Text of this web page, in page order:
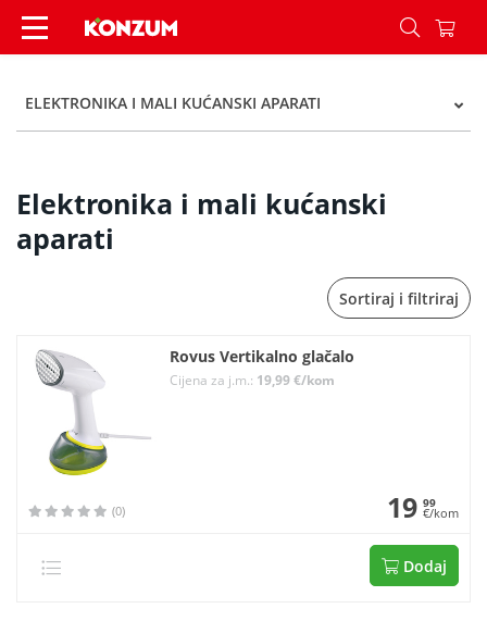
Elektronika i mali kućanski aparati - Kategorije -
ELEKTRONIKA I MALI KUĆANSKI APARATI
Elektronika i mali kućanski
aparati
Sortiraj i filtriraj
Rovus Vertikalno glačalo
Cijena za j.m.: 19,99 €/kom
(0) 19 99
€/kom
Dodaj